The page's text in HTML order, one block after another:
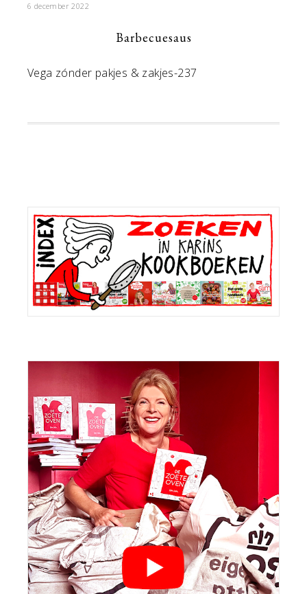
6 december 2022
Barbecuesaus
Vega zónder pakjes & zakjes-237
Primaire
Sidebar